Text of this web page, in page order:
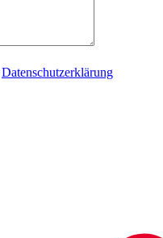
Datenschutzerklärung